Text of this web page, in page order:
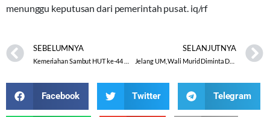
menunggu keputusan dari pemerintah pusat. iq/rf
SEBELUMNYA SELANJUTNYA
Facebook Twitter Telegram